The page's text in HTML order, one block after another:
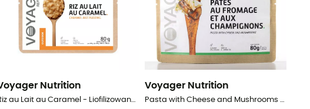
Nutrition
Riz au Lait au Caramel - Liofilizowane danie
Voyager Nutrition
Pasta with Cheese and Mushrooms - Danie główne